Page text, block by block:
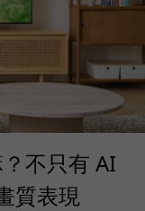
不只有 AI
質表現